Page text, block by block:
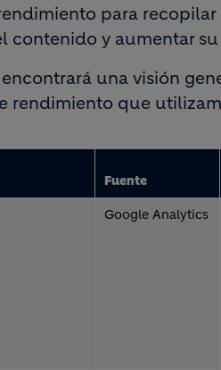
para
contenido y aumentar
una visión
rendimiento que
Fuente
Google Analytics